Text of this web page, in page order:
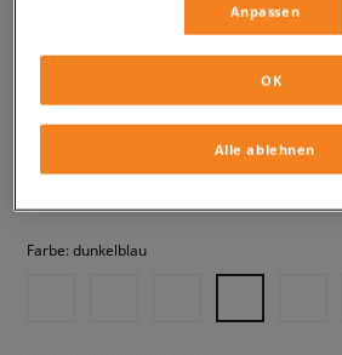
Farbe: dunkelblau
Anpassen
Alle ablehnen
OK